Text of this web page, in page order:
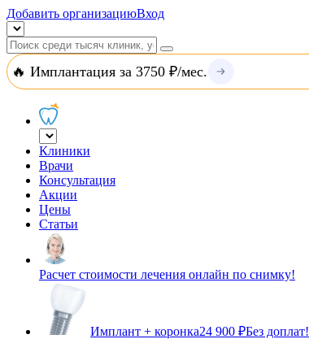
Добавить организациюВход
🔥 Имплантация за 3750 ₽/мес.
Клиники
Врачи
Консультация
Акции
Цены
Статьи
Расчет стоимости лечения онлайн по снимку!
Имплант + коронка24 900 ₽Без доплат!